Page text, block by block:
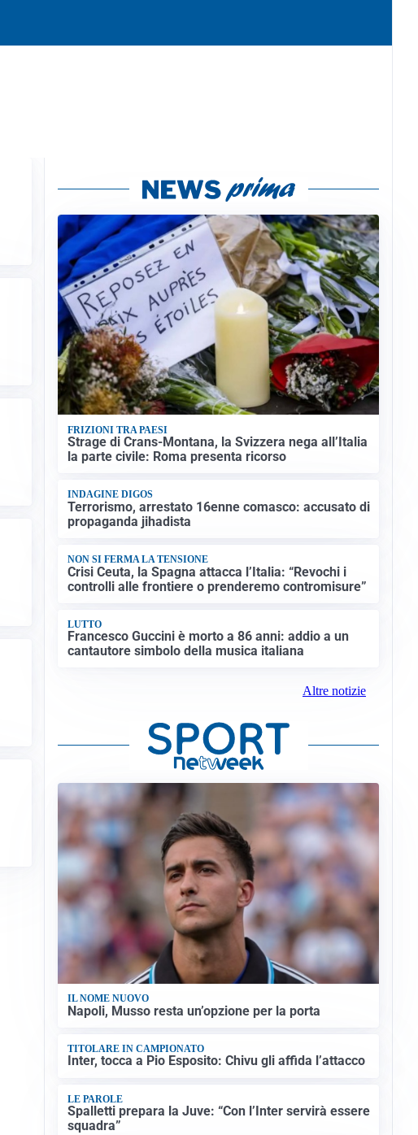
FRIZIONI TRA PAESI
Strage di Crans-Montana, la Svizzera nega all’Italia
la parte civile: Roma presenta ricorso
INDAGINE DIGOS
Terrorismo, arrestato 16enne comasco: accusato di
propaganda jihadista
NON SI FERMA LA TENSIONE
Crisi Ceuta, la Spagna attacca l’Italia: “Revochi i
controlli alle frontiere o prenderemo contromisure”
LUTTO
Francesco Guccini è morto a 86 anni: addio a un
cantautore simbolo della musica italiana
Altre notizie
IL NOME NUOVO
Napoli, Musso resta un’opzione per la porta
TITOLARE IN CAMPIONATO
Inter, tocca a Pio Esposito: Chivu gli affida l’attacco
LE PAROLE
Spalletti prepara la Juve: “Con l’Inter servirà essere
squadra”